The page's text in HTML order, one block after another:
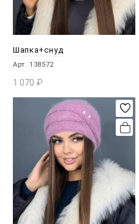
Шапка+снуд
Арт. 138572
1 070 ₽
В КОРЗИНУ